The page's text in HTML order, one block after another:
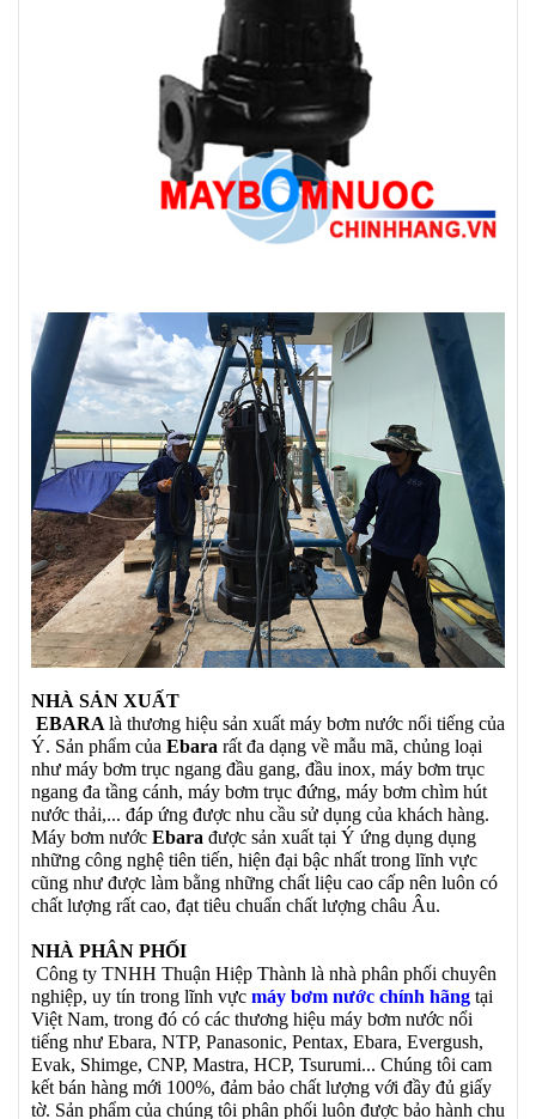
NHÀ SẢN XUẤT
EBARA là thương hiệu sản xuất máy bơm nước nổi tiếng của
Ý. Sản phẩm của Ebara rất đa dạng về mẫu mã, chủng loại
như máy bơm trục ngang đầu gang, đầu inox, máy bơm trục
ngang đa tầng cánh, máy bơm trục đứng, máy bơm chìm hút
nước thải,... đáp ứng được nhu cầu sử dụng của khách hàng.
Máy bơm nước Ebara được sản xuất tại Ý ứng dụng dụng
những công nghệ tiên tiến, hiện đại bậc nhất trong lĩnh vực
cũng như được làm bằng những chất liệu cao cấp nên luôn có
chất lượng rất cao, đạt tiêu chuẩn chất lượng châu Âu.
NHÀ PHÂN PHỐI
Công ty TNHH Thuận Hiệp Thành là nhà phân phối chuyên
nghiệp, uy tín trong lĩnh vực máy bơm nước chính hãng tại
Việt Nam, trong đó có các thương hiệu máy bơm nước nổi
tiếng như Ebara, NTP, Panasonic, Pentax, Ebara, Evergush,
Evak, Shimge, CNP, Mastra, HCP, Tsurumi... Chúng tôi cam
kết bán hàng mới 100%, đảm bảo chất lượng với đầy đủ giấy
tờ. Sản phẩm của chúng tôi phân phối luôn được bảo hành chu